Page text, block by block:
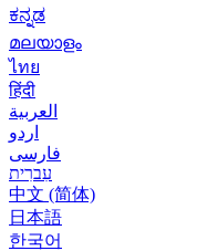
ಕನ್ನಡ
മലയാളം
ไทย
हिंदी
العربية
اردو
فارسی
עִברִית
中文 (简体)
日本語
한국어